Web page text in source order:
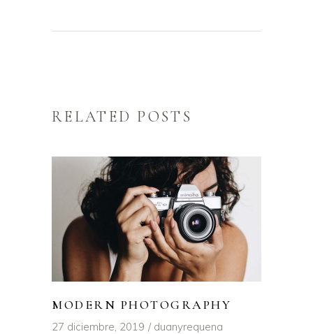
RELATED POSTS
MODERN PHOTOGRAPHY
27 diciembre, 2019 duanyrequena